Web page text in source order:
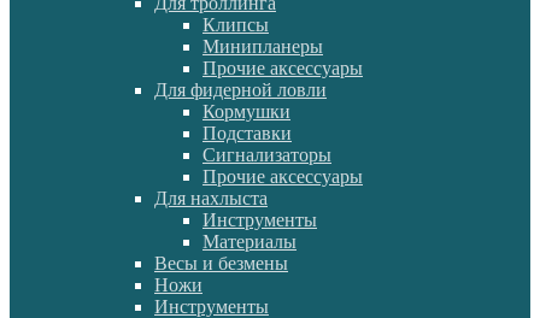
Клипсы
Минипланеры
Прочие аксессуары
Для фидерной ловли
Кормушки
Подставки
Сигнализаторы
Прочие аксессуары
Для нахлыста
Инструменты
Материалы
Весы и безмены
Ножи
Инструменты